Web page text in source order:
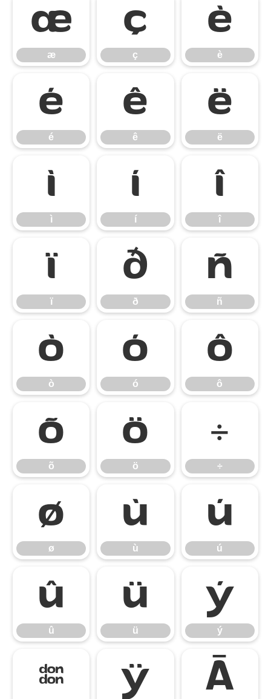
æ
æ
ç
ç
è
è
é
é
ê
ê
ë
ë
ì
ì
í
í
î
î
ï
ï
ð
ð
ñ
ñ
ò
ò
ó
ó
ô
ô
õ
õ
ö
ö
÷
÷
ø
ø
ù
ù
ú
ú
û
û
ü
ü
ý
ý
þ ÿ Ā